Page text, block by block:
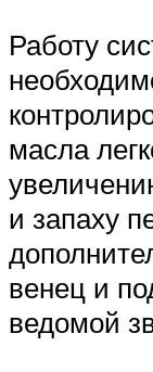
Работу
масла
и запаху
венец и
ведомой